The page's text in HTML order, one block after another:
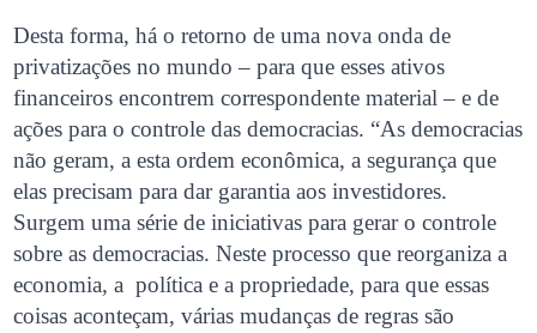
Desta forma, há o retorno de uma nova onda de
privatizações no mundo – para que esses ativos
financeiros encontrem correspondente material – e de
ações para o controle das democracias. “As democracias
não geram, a esta ordem econômica, a segurança que
elas precisam para dar garantia aos investidores.
Surgem uma série de iniciativas para gerar o controle
sobre as democracias. Neste processo que reorganiza a
economia, a política e a propriedade, para que essas
coisas aconteçam, várias mudanças de regras são